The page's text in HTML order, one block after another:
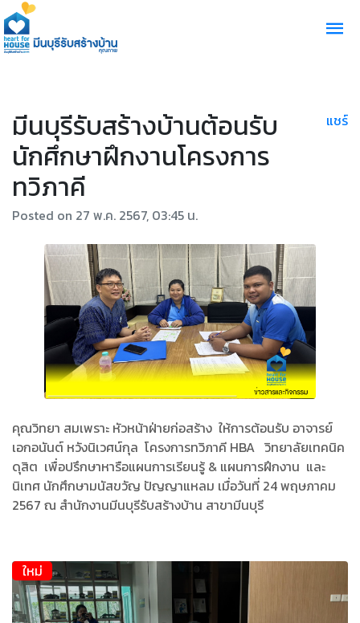
แชร์
มีนบุรีรับสร้างบ้านต้อนรับ
นักศึกษาฝึกงานโครงการ
ทวิภาคี
Posted on 27 พ.ค. 2567, 03:45 น.
คุณวิทยา สมเพราะ หัวหน้าฝ่ายก่อสร้าง ให้การต้อนรับ อาจารย์
เอกอนันต์ หวังนิเวศน์กุล โครงการทวิภาคี HBA วิทยาลัยเทคนิค
ดุสิต เพื่อปรึกษาหารือแผนการเรียนรู้ & แผนการฝึกงาน และ
นิเทศ นักศึกษามนัสขวัญ ปัญญาแหลม เมื่อวันที่ 24 พฤษภาคม
2567 ณ สำนักงานมีนบุรีรับสร้างบ้าน สาขามีนบุรี
ใหม่